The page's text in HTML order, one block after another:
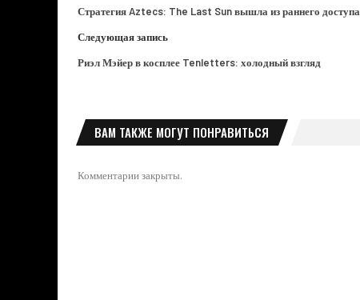
Стратегия Aztecs: The Last Sun вышла из раннего доступа
Следующая запись
Риэл Мэйер в косплее Tenletters: холодный взгляд
ВАМ ТАКЖЕ МОГУТ ПОНРАВИТЬСЯ
Комментарии закрыты.